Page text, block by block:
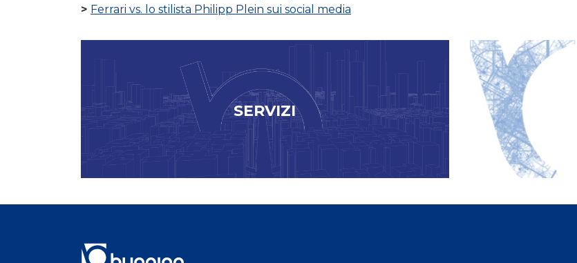
Ferrari vs. lo stilista Philipp Plein sui social media
SERVIZI